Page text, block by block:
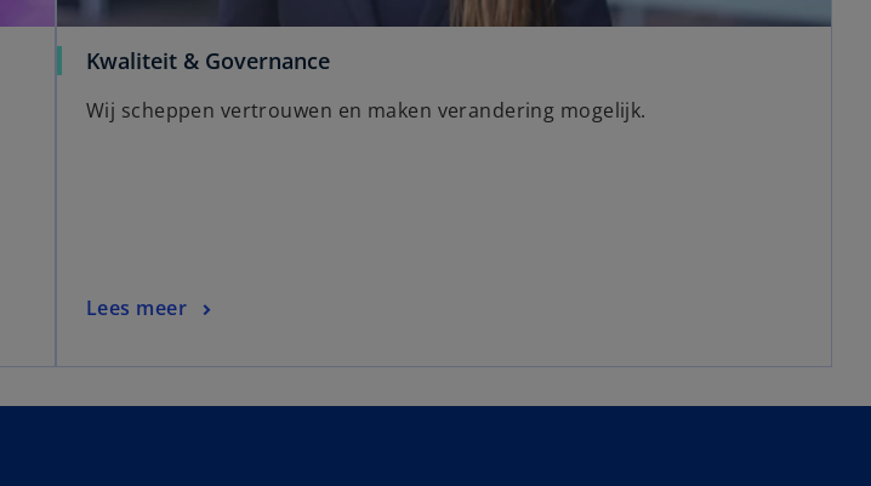
Kwaliteit & Governance
Wij scheppen vertrouwen en maken verandering mogelijk.
Lees meer